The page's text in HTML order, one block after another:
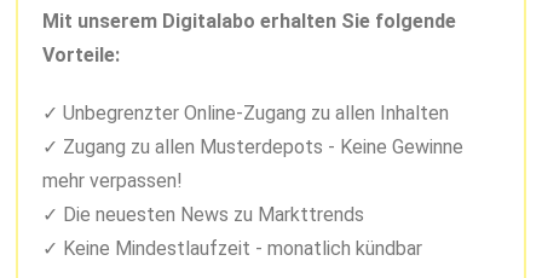
Mit unserem Digitalabo erhalten Sie folgende
Vorteile:
Unbegrenzter Online-Zugang zu allen Inhalten
Zugang zu allen Musterdepots - Keine Gewinne
mehr verpassen!
Die neuesten News zu Markttrends
Keine Mindestlaufzeit - monatlich kündbar